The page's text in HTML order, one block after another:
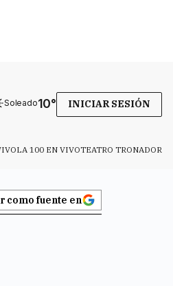
Soleado10° INICIAR SESIÓN
LA 100 EN VIVOTEATRO TRONADOR
como fuente en